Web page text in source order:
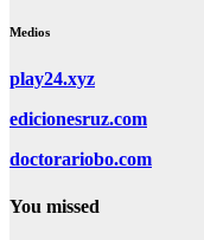
Medios
play24.xyz
edicionesruz.com
doctorariobo.com
You missed